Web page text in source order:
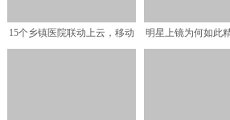
15个乡镇医院联动上云，移动
明星上镜为何如此